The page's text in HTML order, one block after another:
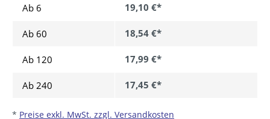
Ab 6 19,10 €*
Ab 60 18,54 €*
Ab 120 17,99 €*
Ab 240 17,45 €*
* Preise exkl. MwSt. zzgl. Versandkosten